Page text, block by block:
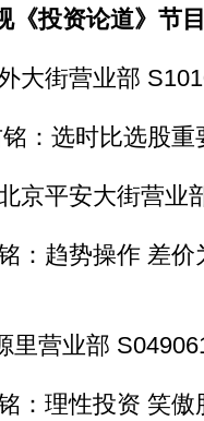
《投资论道》节
街营业部
选时比选股重
平安大街营业
趋势操作 差价
营业部
理性投资 笑傲